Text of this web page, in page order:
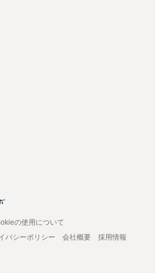
の使用について
バシーポリシー 会社概要
採用情報